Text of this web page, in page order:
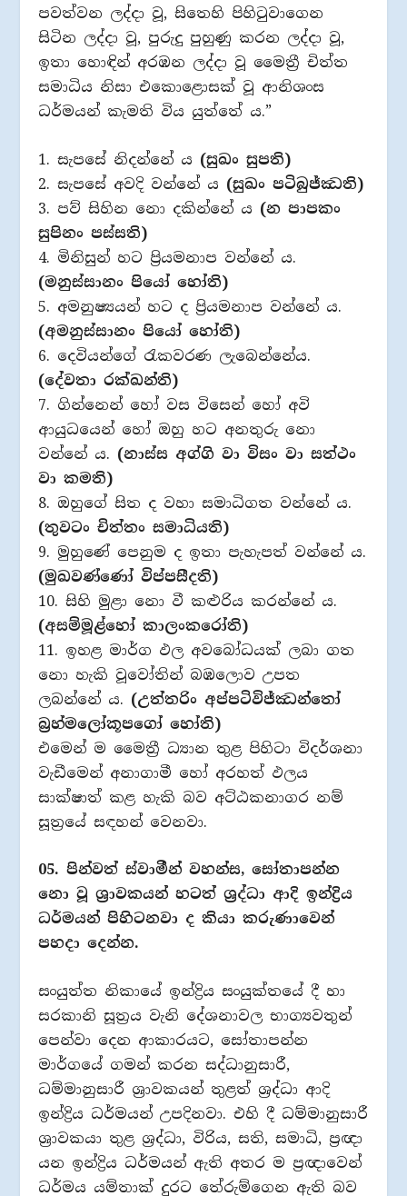
පවත්වන ලද්දා වූ, සිතෙහි පිහිටුවාගෙන
සිටින ලද්දා වූ, පුරුදු පුහුණු කරන ලද්දා වූ,
ඉතා හොඳින් අරඹන ලද්දා වූ මෛත්‍රී චිත්ත
සමාධිය නිසා එකොළොසක් වූ ආනිශංස
ධර්මයන් කැමති විය යුත්තේ ය.”
1. සැපසේ නිදන්නේ ය (සුඛං සුපති)
2. සැපසේ අවදි වන්නේ ය (සුඛං පටිබුජ්ඣති)
3. පව් සිහින නො දකින්නේ ය (න පාපකං
සුපිනං පස්සති)
4. මිනිසුන් හට ප්‍රියමනාප වන්නේ ය.
(මනුස්සානං පියෝ හෝති)
5. අමනුෂ්‍යයන් හට ද ප්‍රියමනාප වන්නේ ය.
(අමනුස්සානං පියෝ හෝති)
6. දෙවියන්ගේ රැකවරණ ලැබෙන්නේය.
(දේවතා රක්ඛන්ති)
7. ගින්නෙන් හෝ වස විසෙන් හෝ අවි
ආයුධයෙන් හෝ ඔහු හට අනතුරු නො
වන්නේ ය. (නාස්ස අග්ගි වා විසං වා සත්ථං
වා කමති)
8. ඔහුගේ සිත ද වහා සමාධිගත වන්නේ ය.
(තුවටං චිත්තං සමාධියති)
9. මුහුණේ පෙනුම ද ඉතා පැහැපත් වන්නේ ය.
(මුඛවණ්ණෝ විප්පසීදති)
10. සිහි මුළා නො වී කළුරිය කරන්නේ ය.
(අසම්මූළ්හෝ කාලංකරෝති)
11. ඉහළ මාර්ග ඵල අවබෝධයක් ලබා ගත
නො හැකි වූවෝතින් බඹලොව උපත
ලබන්නේ ය. (උත්තරිං අප්පටිවිජ්ඣන්තෝ
බ්‍රහ්මලෝකූපගෝ හෝති)
එමෙන් ම මෛත්‍රී ධ්‍යාන තුළ පිහිටා විදර්ශනා
වැඩීමෙන් අනාගාමී හෝ අරහත් ඵලය
සාක්ෂාත් කළ හැකි බව අට්ඨකනාගර නම්
සූත්‍රයේ සඳහන් වෙනවා.
05. පින්වත් ස්වාමීන් වහන්ස, සෝතාපන්න
නො වූ ශ්‍රාවකයන් හටත් ශ්‍රද්ධා ආදි ඉන්ද්‍රිය
ධර්මයන් පිහිටනවා ද කියා කරුණාවෙන්
පහදා දෙන්න.
සංයුත්ත නිකායේ ඉන්ද්‍රිය සංයුක්තයේ දී හා
සරකානි සූත්‍රය වැනි දේශනාවල භාග්‍යවතුන්
පෙන්වා දෙන ආකාරයට, සෝතාපන්න
මාර්ගයේ ගමන් කරන සද්ධානුසාරී,
ධම්මානුසාරී ශ්‍රාවකයන් තුළත් ශ්‍රද්ධා ආදි
ඉන්ද්‍රිය ධර්මයන් උපදිනවා. එහි දී ධම්මානුසාරී
ශ්‍රාවකයා තුළ ශ්‍රද්ධා, විරිය, සති, සමාධි, ප්‍රඥා
යන ඉන්ද්‍රිය ධර්මයන් ඇති අතර ම ප්‍රඥාවෙන්
ධර්මය යම්තාක් දුරට තේරුම්ගෙන ඇති බව